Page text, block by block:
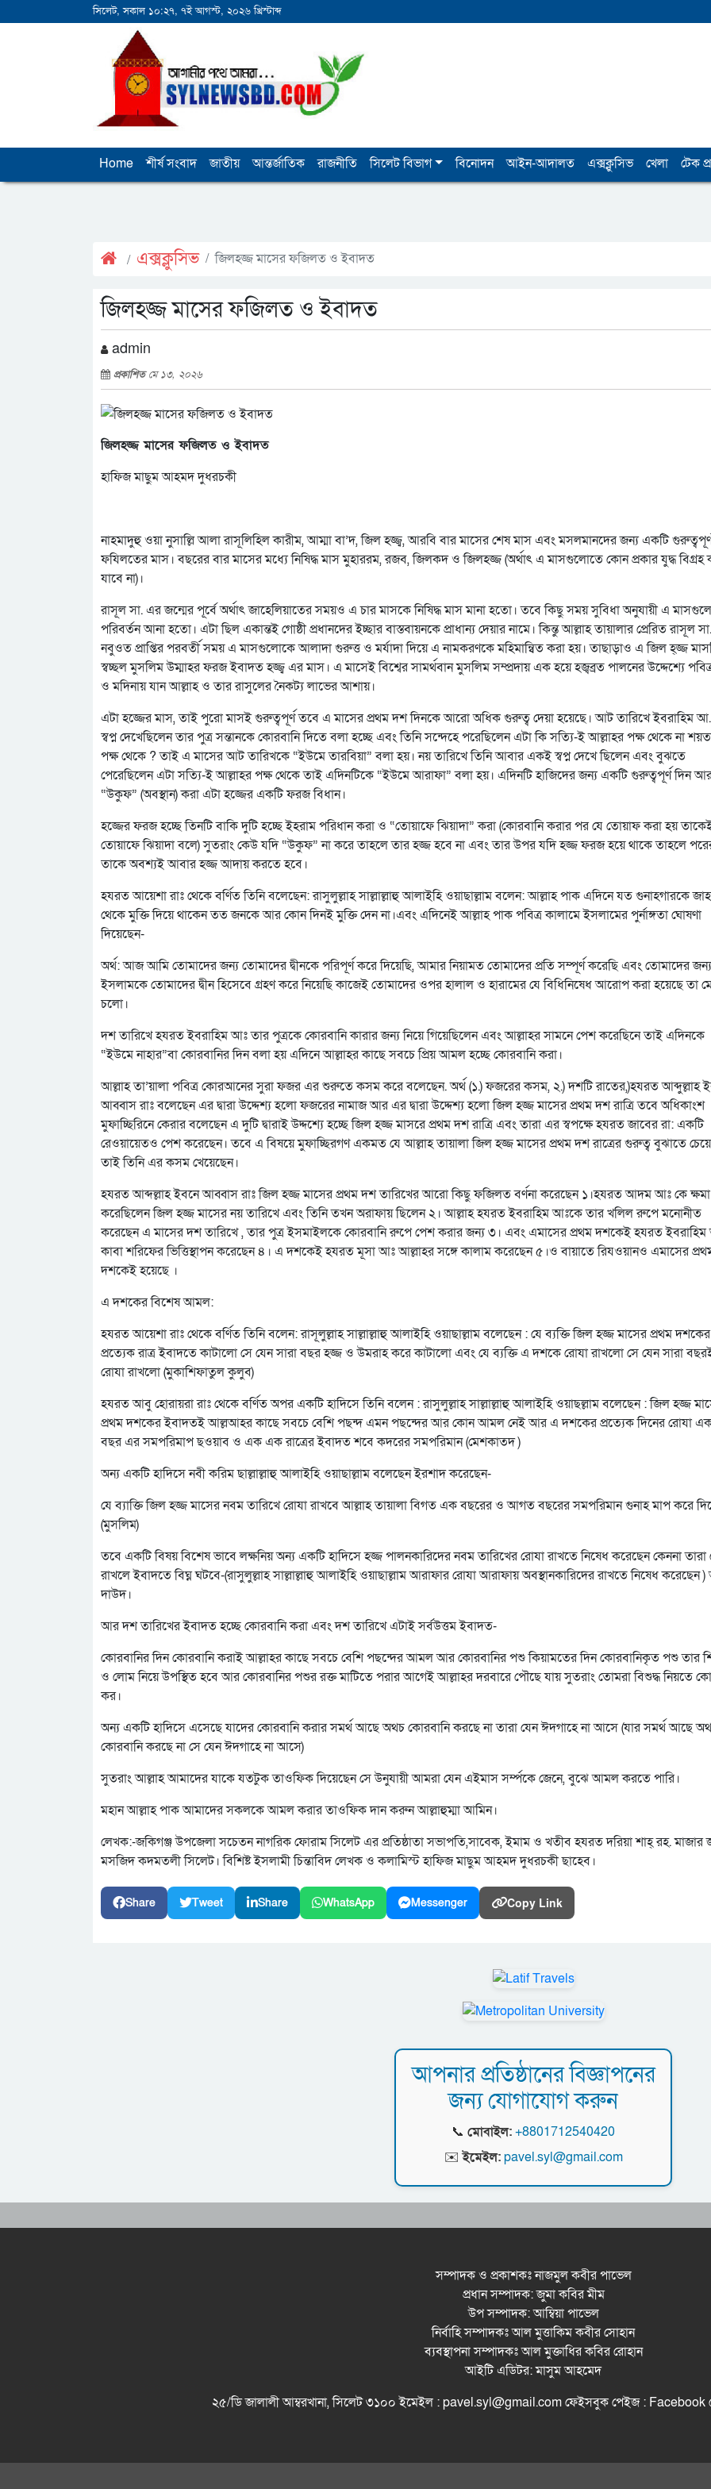
সিলেট, সকাল ১০:২৭, ৭ই আগস্ট, ২০২৬ খ্রিস্টাব্দ
Home শীর্ষ সংবাদ জাতীয় আন্তর্জাতিক রাজনীতি সিলেট বিভাগ বিনোদন আইন-আদালত এক্সক্লুসিভ খেলা টেক
এক্সক্লুসিভ জিলহজ্জ মাসের ফজিলত ও ইবাদত
জিলহজ্জ মাসের ফজিলত ও ইবাদত
admin
প্রকাশিতমে ১৩, ২০২৬
জিলহজ্জ মাসের ফজিলত ও ইবাদত
হাফিজ মাছুম আহমদ দুধরচকী
নাহমাদুহু ওয়া নুসাল্লি আলা রাসূলিহিল কারীম, আম্মা বা’দ, জিল হজ্জ্ব, আরবি বার মাসের শেষ মাস এবং মসলমানদের জন্য একটি
ফযিলতের মাস। বছরের বার মাসের মধ্যে নিষিদ্ধ মাস মুহাররম, রজব, জিলকদ ও জিলহজ্জ (অর্থাৎ এ মাসগুলোতে কোন প্রকার যুদ্ধ বিগ্রহ
যাবে না)।
রাসূল সা. এর জন্মের পূর্বে অর্থাৎ জাহেলিয়াতের সময়ও এ চার মাসকে নিষিদ্ধ মাস মানা হতো। তবে কিছু সময় সুবিধা অনুযায়ী এ
পরিবর্তন আনা হতো। এটা ছিল একান্তই গোষ্ঠী প্রধানদের ইচ্ছার বাস্তবায়নকে প্রাধান্য দেয়ার নামে। কিন্তু আল্লাহ তায়ালার প্রেরিত রাসূল
নবুওত প্রাপ্তির পরবর্তী সময় এ মাসগুলোকে আলাদা গুরুত্ত ও মর্যাদা দিয়ে এ নামকরণকে মহিমান্বিত করা হয়। তাছাড়াও এ জিল হ্জ্জ
স্বচ্ছল মুসলিম উম্মাহর ফরজ ইবাদত হজ্জ্ব এর মাস। এ মাসেই বিশ্বের সামর্থবান মুসলিম সম্প্রদায় এক হয়ে হজ্বব্রত পালনের উদ্দেশ্যে
ও মদিনায় যান আল্লাহ ও তার রাসুলের নৈকট্য লাভের আশায়।
এটা হজ্জের মাস, তাই ‍পুরো মাসই গুরুত্বপূর্ণ তবে এ মাসের প্রথম দশ দিনকে আরো অধিক গুরুত্ব দেয়া হয়েছে। আট তারিখে ইবরাহিম
স্বপ্ন দেখেছিলেন তার পুত্র সন্তানকে কোরবানি দিতে বলা হচ্ছে এবং তিনি সন্দেহে পরেছিলেন এটা কি সত্যি-ই আল্লাহর পক্ষ থেকে না
পক্ষ থেকে ? তাই এ মাসের আট তারিখকে “ইউমে তারবিয়া” বলা হয়। নয় তারিখে তিনি আবার একই স্বপ্ন দেখে ছিলেন এবং বুঝতে
পেরেছিলেন এটা সত্যি-ই আল্লাহর পক্ষ থেকে তাই এদিনটিকে “ইউমে আরাফা” বলা হয়। এদিনটি হাজিদের জন্য একটি গুরুত্বপূর্ণ দিন
“উকুফ” (অবস্থান) করা এটা হজ্জের একটি ফরজ বিধান।
হজ্জের ফরজ হচ্ছে তিনটি বাকি দুটি হচ্ছে ইহরাম পরিধান করা ও “তোয়াফে ঝিয়াদা” করা (কোরবানি করার পর যে তোয়াফ করা হয়
তোয়াফে ঝিয়াদা বলে) সুতরাং কেউ যদি “উকুফ” না করে তাহলে তার হজ্জ হবে না এবং তার উপর যদি হজ্জ ফরজ হয়ে থাকে তাহলে
তাকে অবশ্যই আবার হজ্জ আদায় করতে হবে।
হযরত আয়েশা রাঃ থেকে বর্ণিত তিনি বলেছেন: রাসুলুল্লাহ সাল্লাল্লাহু আলাইহি ওয়াছাল্লাম বলেন: আল্লাহ পাক এদিনে যত গুনাহগারকে
থেকে মুক্তি দিয়ে থাকেন তত জনকে আর কোন দিনই মুক্তি দেন না।এবং এদিনেই আল্লাহ পাক পবিত্র কালামে ইসলামের পুর্নাঙ্গতা ঘোষণা
দিয়েছেন-
অর্থ: আজ আমি তোমাদের জন্য তোমাদের দ্বীনকে পরিপূর্ণ করে দিয়েছি, আমার নিয়ামত তোমাদের প্রতি সম্পূর্ণ করেছি এবং তোমাদের জন্য
ইসলামকে তোমাদের দ্বীন হিসেবে গ্রহণ করে নিয়েছি কাজেই তোমাদের ওপর হালাল ও হারামের যে বিধিনিষেধ আরোপ করা হয়েছে তা
চলো।
দশ তারিখে হযরত ইবরাহিম আঃ তার পুত্রকে কোরবানি কারার জন্য নিয়ে গিয়েছিলেন এবং আল্লাহর সামনে পেশ করেছিনে তাই এদিনকে
“ইউমে নাহার”বা কোরবানির দিন বলা হয় এদিনে আল্লাহর কাছে সবচে প্রিয় আমল হচ্ছে কোরবানি করা।
আল্লাহ তা’য়ালা পবিত্র কোরআনের সুরা ফজর এর শুরুতে কসম করে বলেছেন. অর্থ (১.) ফজরের কসম, ২.) দশটি রাতের,)হযরত আব্দুল্লাহ
আব্বাস রাঃ বলেছেন এর দ্বারা উদ্দেশ্য হলো ফজরের নামাজ আর এর দ্বারা উদ্দেশ্য হলো জিল হজ্জ মাসের প্রথম দশ রাত্রি তবে অধিকাংশ
মুফাচ্ছিরিনে কেরার বলেছেন এ দুটি দ্বারাই উদ্দশ্যে হচ্ছে জিল হজ্জ মাসরে প্রথম দশ রাত্রি এবং তারা এর স্বপক্ষে হযরত জাবের রা: একটি
রেওয়ায়েতও পেশ করেছেন। তবে এ বিষয়ে মুফাচ্ছিরগণ একমত যে আল্লাহ তায়ালা জিল হজ্জ মাসের প্রথম দশ রাত্রের গুরুত্ব বুঝাতে
তাই তিনি এর কসম খেয়েছেন।
হযরত আব্দল্লাহ ইবনে আব্বাস রাঃ জিল হজ্জ মাসের প্রথম দশ তারিখের আরো কিছু ফজিলত বর্ণনা করেছেন ১।হযরত আদম আঃ কে ক্ষমা
করেছিলেন জিল হজ্জ মাসের নয় তারিখে এবং তিনি তখন অরাফায় ছিলেন ২। আল্লাহ হযরত ইবরাহিম আঃকে তার খলিল রুপে মনোনীত
করেছেন এ মাসের দশ তারিখে , তার পুত্র ইসমাইলকে কোরবানি রুপে পেশ করার জন্য ৩। এবং এমাসের প্রথম দশকেই হযরত
কাবা শরিফের ভিত্তিস্থাপন করেছেন ৪। এ দশকেই হযরত মূসা আঃ আল্লাহর সঙ্গে কালাম করেছেন ৫।ও বায়াতে রিযওয়ানও এমাসের
দশকেই হয়েছে ।
এ দশকের বিশেষ আমল:
হযরত আয়েশা রাঃ থেকে বর্ণিত তিনি বলেন: রাসূলুল্লাহ সাল্লাল্লাহু আলাইহি ওয়াছাল্লাম বলেছেন : যে ব্যক্তি জিল হজ্জ মাসের প্রথম দশকের
প্রত্যেক রাত্র ইবাদতে কাটালো সে যেন সারা বছর হজ্জ ও উমরাহ করে কাটালো এবং যে ব্যক্তি এ দশকে রোযা রাখলো সে যেন সারা
রোযা রাখলো (মুকাশিফাতুল কুলুব)
হযরত আবু হোরায়রা রাঃ থেকে বর্ণিত অপর একটি হাদিসে তিনি বলেন : রাসুলুল্লাহ সাল্লাল্লাহু আলাইহি ওয়াছল্লাম বলেছেন : জিল হজ্জ
প্রথম দশকের ইবাদতই আল্লআহর কাছে সবচে বেশি পছন্দ এমন পছন্দের আর কোন আমল নেই আর এ দশকের প্রত্যেক দিনের রোযা
বছর এর সমপরিমাপ ছওয়াব ও এক এক রাত্রের ইবাদত শবে কদরের সমপরিমান (মেশকাতদ )
অন্য একটি হাদিসে নবী করিম ছাল্লাল্লাহু আলাইহি ওয়াছাল্লাম বলেছেন ইরশাদ করেছেন-
যে ব্যাক্তি জিল হজ্জ মাসের নবম তারিখে রোযা রাখবে আল্লাহ তায়ালা বিগত এক বছরের ও আগত বছরের সমপরিমান গুনাহ মাপ করে
(মুসলিম)
তবে একটি বিষয় বিশেষ ভাবে লক্ষনিয় অন্য একটি হাদিসে হজ্জ পালনকারিদের নবম তারিখের রোযা রাখতে নিষেধ করেছেন কেননা তারা
রাখলে ইবাদতে বিঘ্ন ঘটবে-(রাসুলুল্লাহ সাল্লাল্লাহু আলাইহি ওয়াছাল্লাম আরাফার রোযা আরাফায় অবস্থানকারিদের রাখতে নিষেধ করেছেন
দাউদ।
আর দশ তারিখের ইবাদত হচ্ছে কোরবানি করা এবং দশ তারিখে এটাই সর্বউত্তম ইবাদত-
কোরবানির দিন কোরবানি করাই আল্লাহর কাছে সবচে বেশি পছন্দের আমল আর কোরবানির পশু কিয়ামতের দিন কোরবানিকৃত পশু তার
ও লোম নিয়ে উপস্থিত হবে আর কোরবানির পশুর রক্ত মাটিতে পরার আগেই আল্লাহর দরবারে পৌছে যায় সুতরাং তোমরা বিশুদ্ধ নিয়তে
কর।
অন্য একটি হাদিসে এসেছে যাদের কোরবানি করার সমর্থ আছে অথচ কোরবানি করছে না তারা যেন ঈদগাহে না আসে (যার সমর্থ আছে
কোরবানি করছে না সে যেন ঈদগাহে না আসে)
সুতরাং আল্লাহ আমাদের যাকে যতটুক তাওফিক দিয়েছেন সে উনুযায়ী আমরা যেন এইমাস সর্ম্পকে জেনে, বুঝে আমল করতে পারি।
মহান আল্লাহ পাক আমাদের সকলকে আমল করার তাওফিক দান করুন আল্লাহুম্মা আমিন।
লেখক:-জকিগঞ্জ উপজেলা সচেতন নাগরিক ফোরাম সিলেট এর প্রতিষ্ঠাতা সভাপতি,সাবেক, ইমাম ও খতীব হযরত দরিয়া শাহ্ রহ. মাজার
মসজিদ কদমতলী সিলেট। বিশিষ্ট ইসলামী চিন্তাবিদ লেখক ও কলামিস্ট হাফিজ মাছুম আহমদ দুধরচকী ছাহেব।
Share Tweet Share WhatsApp Messenger Copy Link
আপনার প্রতিষ্ঠানের বিজ্ঞাপনের
জন্য যোগাযোগ করুন
📞 মোবাইল:+8801712540420
✉️ইমেইল: pavel.syl@gmail.com
সম্পাদক ও প্রকাশকঃ নাজমুল কবীর পাভেল
প্রধান সম্পাদক: জুমা কবির মীম
উপ সম্পাদক: আম্বিয়া পাভেল
নির্বাহি সম্পাদকঃ আল মুত্তাকিম কবীর সোহান
ব্যবস্থাপনা সম্পাদকঃ আল মুক্তাধির কবির রোহান
আইটি এডিটর: মাসুম আহমেদ
২৫/ডি জালালী আম্বরখানা, সিলেট ৩১০০ ইমেইল : pavel.syl@gmail.com ফেইসবুক পেইজ :